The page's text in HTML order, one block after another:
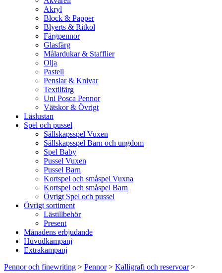
Akryl
Block & Papper
Blyerts & Ritkol
Färgpennor
Glasfärg
Målardukar & Stafflier
Olja
Pastell
Penslar & Knivar
Textilfärg
Uni Posca Pennor
Vätskor & Övrigt
Läslustan
Spel och pussel
Sällskapsspel Vuxen
Sällskapsspel Barn och ungdom
Spel Baby
Pussel Vuxen
Pussel Barn
Kortspel och småspel Vuxna
Kortspel och småspel Barn
Övrigt Spel och pussel
Övrigt sortiment
Lästillbehör
Present
Månadens erbjudande
Huvudkampanj
Extrakampanj
Pennor och finewriting > Pennor> Kalligrafi och reservoar>